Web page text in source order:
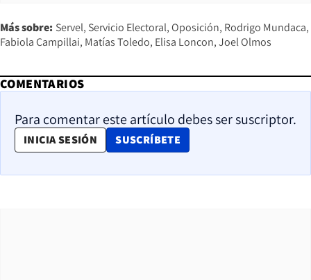
Más sobre: Servel Servicio Electoral Oposición Rodrigo Mundaca
Fabiola Campillai Matías Toledo Elisa Loncon Joel Olmos
COMENTARIOS
Para comentar este artículo debes ser suscriptor.
INICIA SESIÓN SUSCRÍBETE
OPENS IN NEW WINDOW